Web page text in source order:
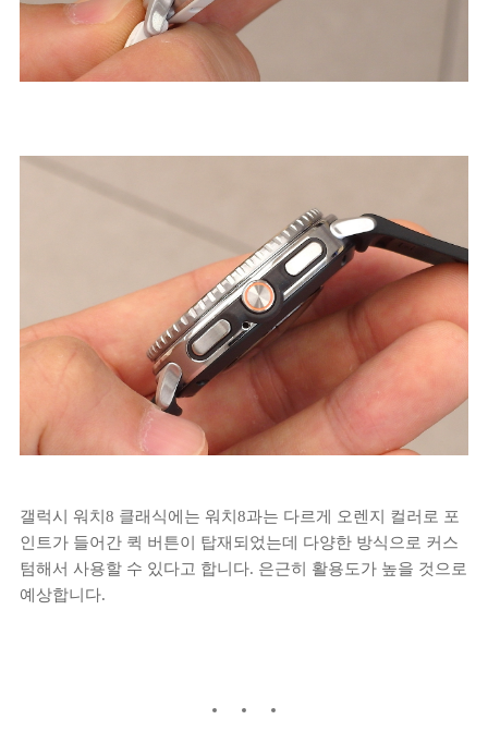
갤럭시 워치8 클래식에는 워치8과는 다르게 오렌지 컬러로 포
인트가 들어간 퀵 버튼이 탑재되었는데 다양한 방식으로 커스
텀해서 사용할 수 있다고 합니다. 은근히 활용도가 높을 것으로
예상합니다.